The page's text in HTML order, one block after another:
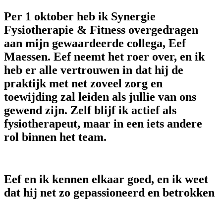
Per 1 oktober heb ik Synergie
Fysiotherapie & Fitness overgedragen
aan mijn gewaardeerde collega, Eef
Maessen. Eef neemt het roer over, en ik
heb er alle vertrouwen in dat hij de
praktijk met net zoveel zorg en
toewijding zal leiden als jullie van ons
gewend zijn. Zelf blijf ik actief als
fysiotherapeut, maar in een iets andere
rol binnen het team.
Eef en ik kennen elkaar goed, en ik weet
dat hij net zo gepassioneerd en betrokken